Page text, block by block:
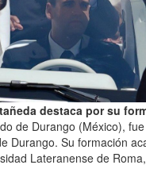
destaca por su
de Durango (México),
Durango. Su formación
Lateranense de